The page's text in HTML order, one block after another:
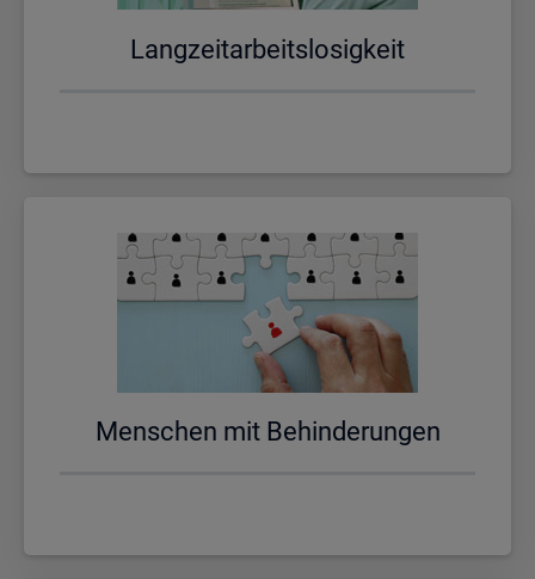
Lang­zeit­ar­beits­lo­sig­keit
Men­schen mit Be­hin­de­run­gen